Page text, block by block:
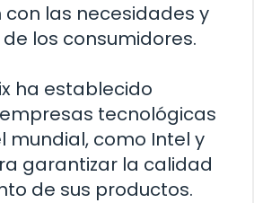
las necesidades y
los consumidores.
ha establecido
tecnológicas
mundial, como Intel y
garantizar la calidad
de sus productos.